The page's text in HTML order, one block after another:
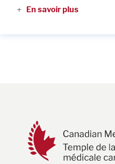
En savoir plus